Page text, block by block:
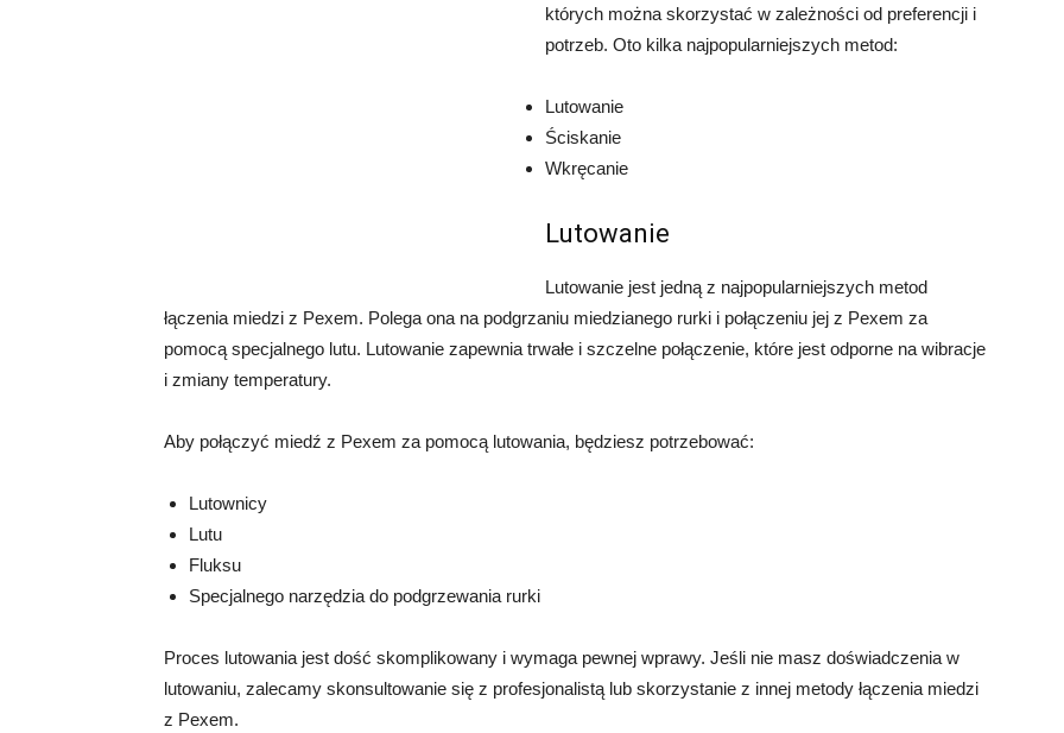
których można skorzystać w zależności od preferencji i
potrzeb. Oto kilka najpopularniejszych metod:
Lutowanie
Ściskanie
Wkręcanie
Lutowanie
Lutowanie jest jedną z najpopularniejszych metod
łączenia miedzi z Pexem. Polega ona na podgrzaniu miedzianego rurki i połączeniu jej z Pexem za
pomocą specjalnego lutu. Lutowanie zapewnia trwałe i szczelne połączenie, które jest odporne na wibracje
i zmiany temperatury.
Aby połączyć miedź z Pexem za pomocą lutowania, będziesz potrzebować:
Lutownicy
Lutu
Fluksu
Specjalnego narzędzia do podgrzewania rurki
Proces lutowania jest dość skomplikowany i wymaga pewnej wprawy. Jeśli nie masz doświadczenia w
lutowaniu, zalecamy skonsultowanie się z profesjonalistą lub skorzystanie z innej metody łączenia miedzi
z Pexem.